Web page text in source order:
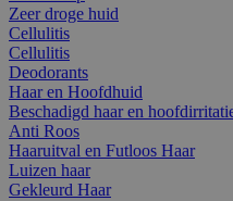
Zeer droge huid
Cellulitis
Cellulitis
Deodorants
Haar en Hoofdhuid
Beschadigd haar en
Anti Roos
Haaruitval en Futloos Haar
Luizen haar
Gekleurd Haar